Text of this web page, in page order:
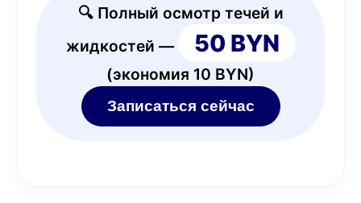
🔍 Полный осмотр течей и
жидкостей —
50 BYN
(экономия 10 BYN)
Записаться сейчас